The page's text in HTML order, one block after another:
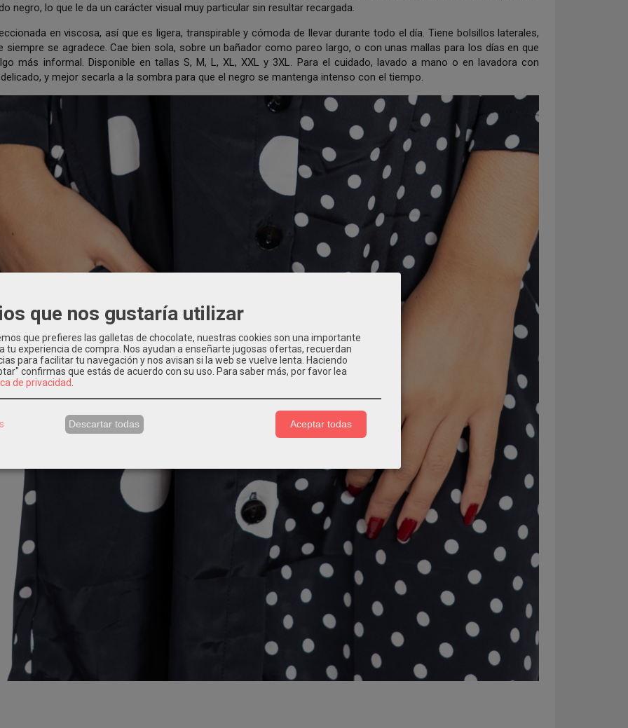
negro, lo que le da un carácter visual muy particular sin resultar recargada.
en viscosa, así que es ligera, transpirable y cómoda de llevar durante todo el día. Tiene bolsillos laterales,
siempre se agradece. Cae bien sola, sobre un bañador como pareo largo, o con unas mallas para los días en que
más informal. Disponible en tallas S, M, L, XL, XXL y 3XL. Para el cuidado, lavado a mano o en lavadora con
y mejor secarla a la sombra para que el negro se mantenga intenso con el tiempo.
que nos gustaría utilizar
que prefieres las galletas de chocolate, nuestras cookies son una importante
tu experiencia de compra. Nos ayudan a enseñarte jugosas ofertas, recuerdan
para facilitar tu navegación y nos avisan si la web se vuelve lenta. Haciendo
confirmas que estás de acuerdo con su uso. Para saber más, por favor lea
de privacidad
Descartar todas Aceptar todas